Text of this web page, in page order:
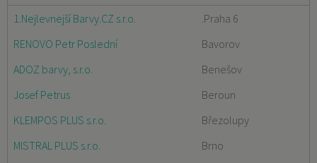
1.Nejlevnejší Barvy.CZ s.r.o.
.Praha 6
RENOVO Petr Poslední
Bavorov
ADOZ barvy, s.r.o.
Benešov
Josef Petrus
Beroun
KLEMPOS PLUS s.r.o.
Březolupy
MISTRAL PLUS s.r.o.
Brno